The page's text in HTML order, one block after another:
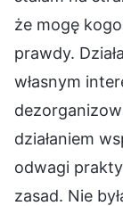
że mogę
prawdy.
własnym
działaniem
odwagi
zasad. Nie